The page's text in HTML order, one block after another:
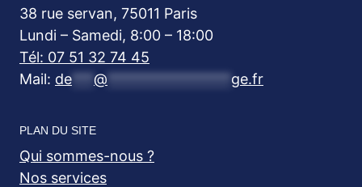
38 rue servan, 75011 Paris
Lundi – Samedi, 8:00 – 18:00
Tél: 07 51 32 74 45
Mail: de @ ge.fr
PLAN DU SITE
Qui sommes-nous ?
Nos services